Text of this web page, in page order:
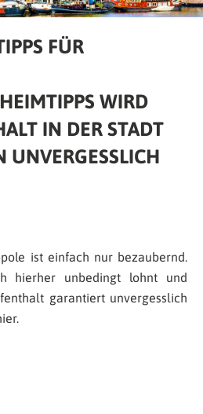
FÜR
WIRD
IN DER STADT
UNVERGESSLICH
ist einfach nur bezaubernd.
hierher unbedingt lohnt und
garantiert unvergesslich